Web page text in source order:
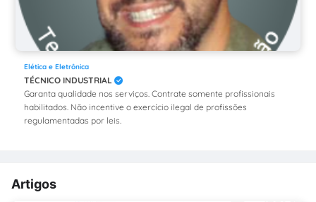
Elética e Eletrônica
TÉCNICO INDUSTRIAL
Garanta qualidade nos serviços. Contrate somente profissionais
habilitados. Não incentive o exercício ilegal de profissões
regulamentadas por leis.
Artigos